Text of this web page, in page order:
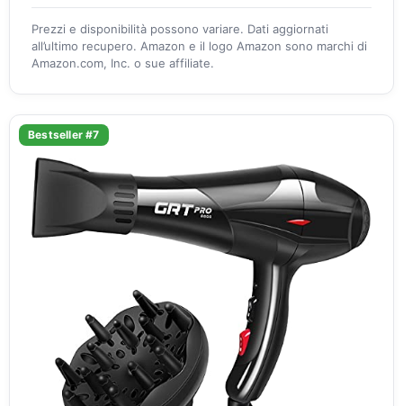
Prezzi e disponibilità possono variare. Dati aggiornati
all’ultimo recupero. Amazon e il logo Amazon sono marchi di
Amazon.com, Inc. o sue affiliate.
Bestseller #7